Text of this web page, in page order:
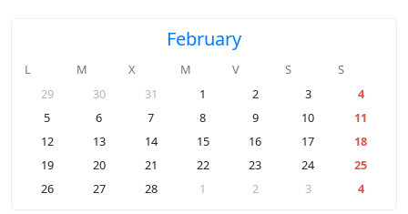
February
L M X M V S
S
29
30 31 1 2 3
4
5
6 7 8 9 10
11
12
13 14 15 16 17
18
19
20 21 22 23 24
25
26
27 28 1 2 3 4